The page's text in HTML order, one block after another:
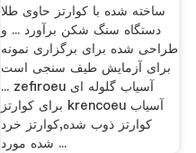
ساخته شده با کوارتز حاوی طلا
دستگاه سنگ شکن برآورد ... و
طراحی شده برای برگزاری نمونه
برای آزمایش طیف سنجی است
... zefiroeu آسیاب گلوله ای
برای کوارتز krencoeu آسیاب
کوارتز ذوب شده,کوارتز خرد
شده مورد ...